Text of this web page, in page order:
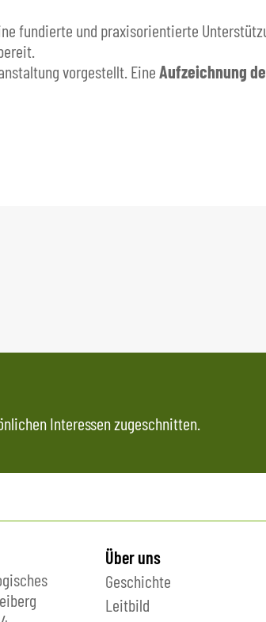
fundierte und praxisorientierte
vorgestellt. EineAufzeichnung
Interessen zugeschnitten.
Über uns
Geschichte
Leitbild